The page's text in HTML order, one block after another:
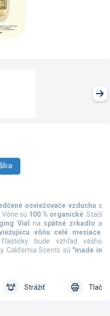
osviežovače vzduchu s
sú 100 % organické.Stačí
Vial na spätné zrkadlo a
vôňu celé mesiace.
fľaštičky bude vzhľad vášho
California Scents sú "made in
Tlač
Strážiť